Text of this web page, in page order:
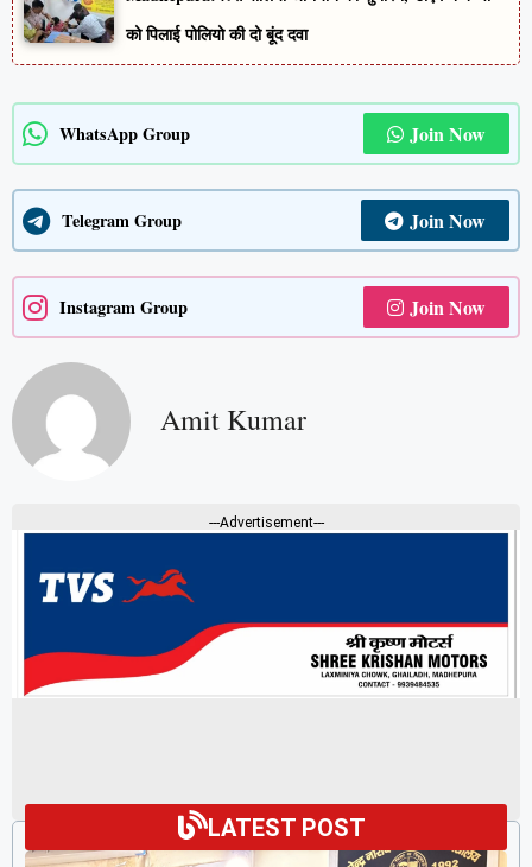
को पिलाई पोलियो की दो बूंद दवा
WhatsApp Group Join Now
Telegram Group Join Now
Instagram Group Join Now
Amit Kumar
---Advertisement---
LATEST POST